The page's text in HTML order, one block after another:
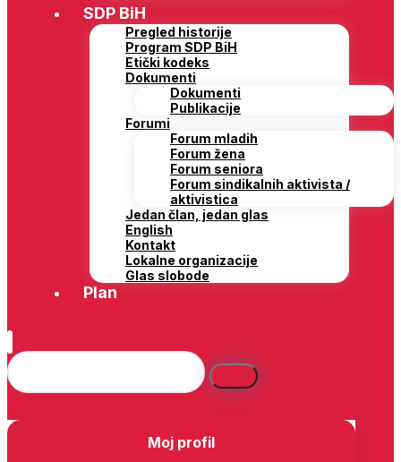
SDP BiH
Pregled historije
Program SDP BiH
Etički kodeks
Dokumenti
Dokumenti
Publikacije
Forumi
Forum mladih
Forum žena
Forum seniora
Forum sindikalnih aktivista /
aktivistica
Jedan član, jedan glas
English
Kontakt
Lokalne organizacije
Glas slobode
Plan
Moj profil